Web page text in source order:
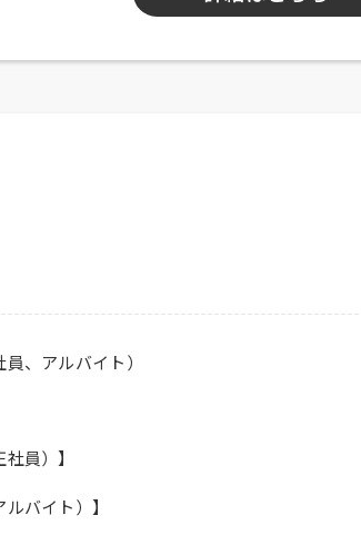
大学生可、主婦歓迎、フリーター歓迎、経
、アルバイト）
員）】
バイト）】